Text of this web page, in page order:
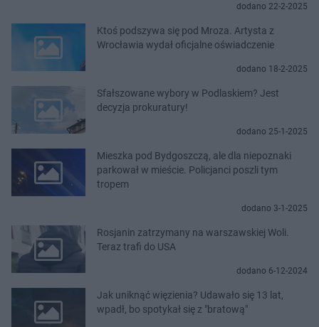
dodano 22-2-2025
Ktoś podszywa się pod Mroza. Artysta z
Wrocławia wydał oficjalne oświadczenie
dodano 18-2-2025
Sfałszowane wybory w Podlaskiem? Jest
decyzja prokuratury!
dodano 25-1-2025
Mieszka pod Bydgoszczą, ale dla niepoznaki
parkował w mieście. Policjanci poszli tym
tropem
dodano 3-1-2025
Rosjanin zatrzymany na warszawskiej Woli.
Teraz trafi do USA
dodano 6-12-2024
Jak uniknąć więzienia? Udawało się 13 lat,
wpadł, bo spotykał się z "bratową"